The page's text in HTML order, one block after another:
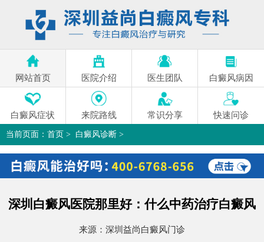
网站首页 医院介绍 医生团队 白癜风病因
白癜风症状 来院路线 常识分享 快速问诊
当前页面： 首页 > 白癜风诊断 >
深圳白癜风医院那里好：什么中药治疗白癜风>
深圳白癜风医院那里好：什么中药治疗白癜风
来源： 深圳益尚白癜风门诊